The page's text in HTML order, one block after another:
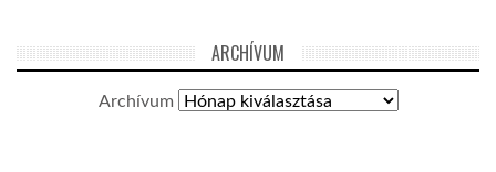
ARCHÍVUM
Archívum